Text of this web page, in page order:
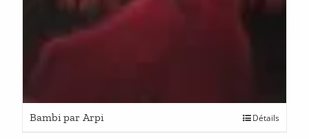
Bambi par Arpi Détails